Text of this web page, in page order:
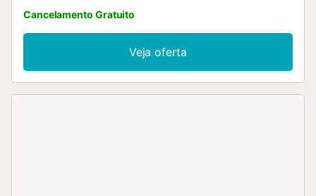
Cancelamento Gratuito
Veja oferta